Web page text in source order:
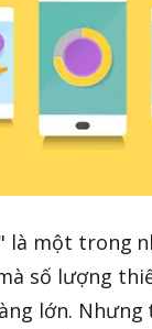
là một trong
số lượng
lớn.